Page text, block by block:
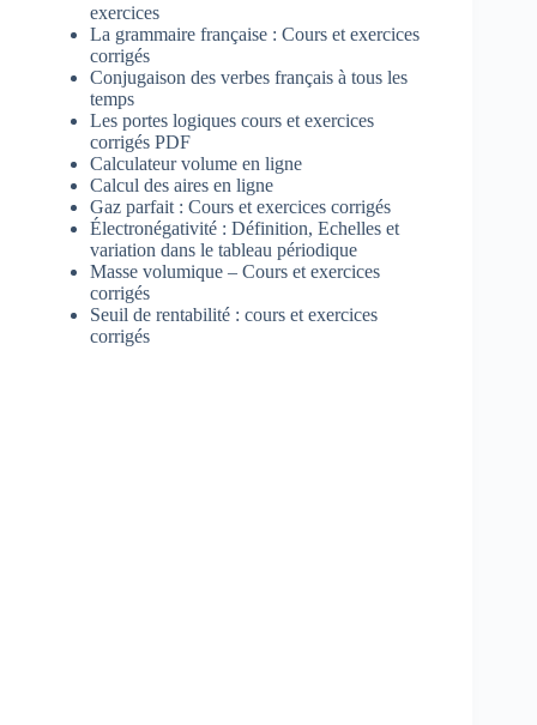
exercices
La grammaire française : Cours et exercices
corrigés
Conjugaison des verbes français à tous les
temps
Les portes logiques cours et exercices
corrigés PDF
Calculateur volume en ligne
Calcul des aires en ligne
Gaz parfait : Cours et exercices corrigés
Électronégativité : Définition, Echelles et
variation dans le tableau périodique
Masse volumique – Cours et exercices
corrigés
Seuil de rentabilité : cours et exercices
corrigés